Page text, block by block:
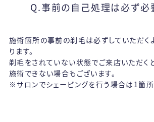
Q.事前の自己処理は必ず必
施術箇所の事前の剃毛は必ずしていただく
ります。
剃毛をされていない状態でご来店いただく
施術できない場合もございます。
※サロンでシェービングを行う場合は1箇